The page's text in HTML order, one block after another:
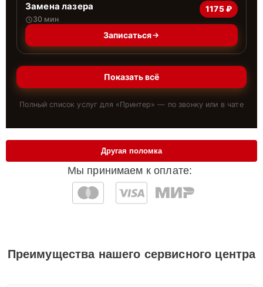
Замена лазера
30 мин
1175 ₽
Записаться
Показать всё
Полный список услуг для «Принтер» — по звонку или в чате
Мы принимаем к оплате:
Другая поломка
Преимущества нашего сервисного центра